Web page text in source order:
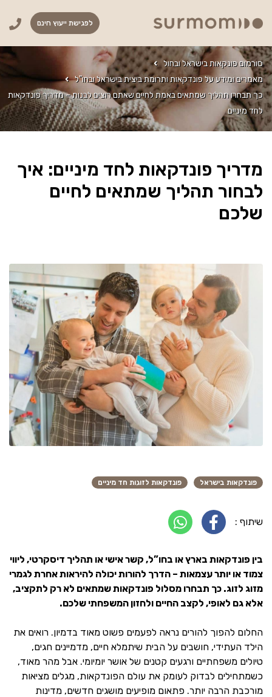
לפגישת ייעוץ חינם
סורמום פונקאות בישראל ובחול
מאמרים ומידע על פונדקאות ותרומת ביצית בישראל ובחו"ל
כך תבחרו תהליך שמתאים באמת לחיים שאתם רוצים לבנות – מדריך פונדקאות
לחד מיניים
מדריך פונדקאות לחד מיניים: איך
לבחור תהליך שמתאים לחיים
שלכם
פונדקאות בישראל פונדקאות לזוגות חד מיניים
שיתוף :
בין פונדקאות בארץ או בחו”ל, קשר אישי או תהליך דיסקרטי, ליווי
צמוד או יותר עצמאות – הדרך להורות יכולה להיראות אחרת לגמרי
מזוג לזוג. כך תבחרו מסלול פונדקאות שמתאים לא רק לתקציב,
אלא גם לאופי, לקצב החיים ולחזון המשפחתי שלכם.
החלום להפוך להורים נראה לפעמים פשוט מאוד בדמיון. רואים את
הילד העתידי, חושבים על הבית שיתמלא חיים, מדמיינים חגים,
טיולים משפחתיים ורגעים קטנים של אושר יומיומי. אבל מהר מאוד,
כשמתחילים לבדוק לעומק את עולם הפונדקאות, מגלים מציאות
מורכבת הרבה יותר. פתאום מופיעים מושגים חדשים, מדינות